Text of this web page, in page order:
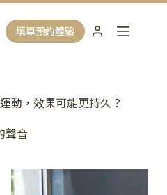
填單預約體驗
動，效果可能更持久？
聲音